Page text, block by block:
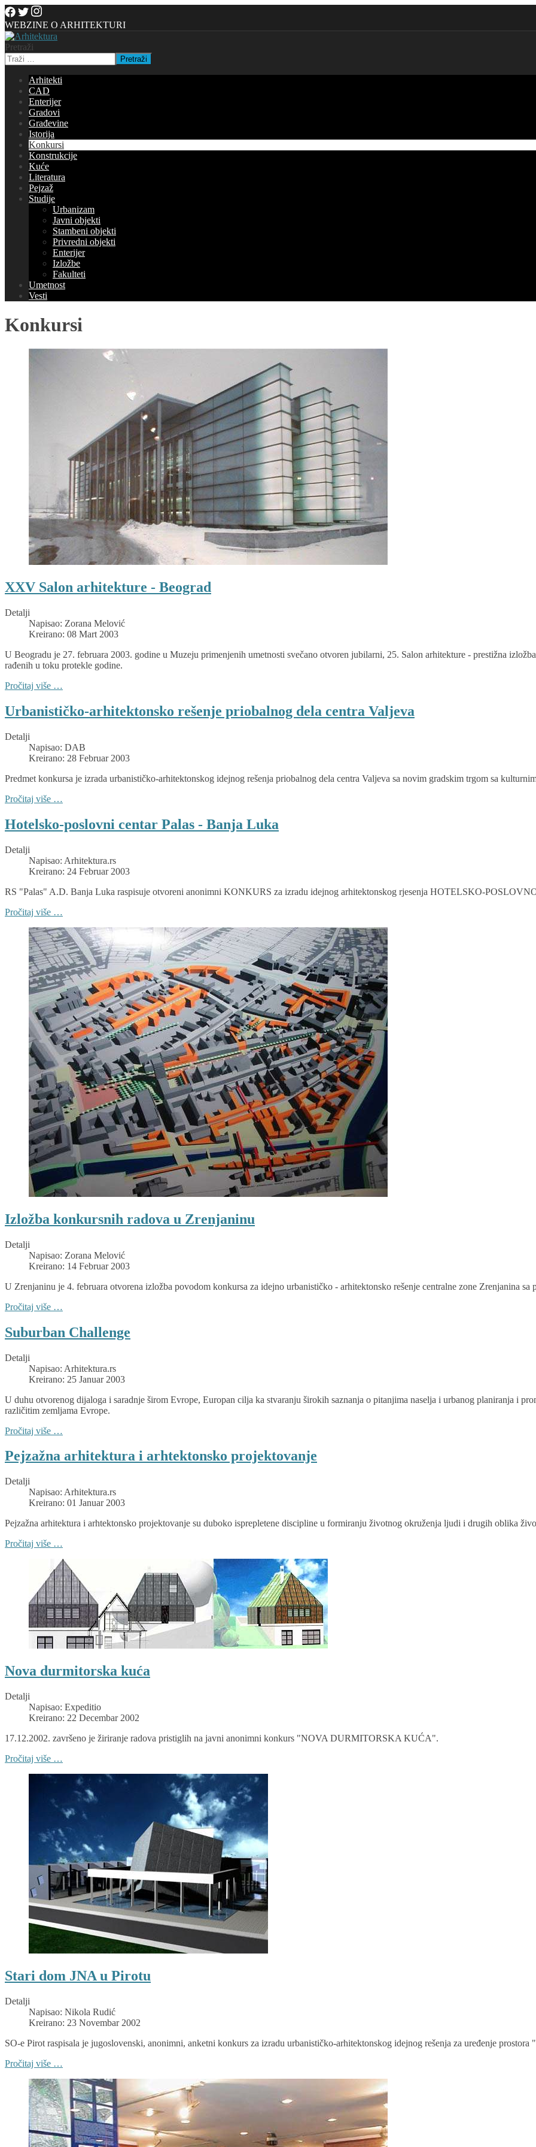
WEBZINE O ARHITEKTURI
Pretraži
Pretraži
Arhitekti
CAD
Enterijer
Gradovi
Građevine
Istorija
Konkursi
Konstrukcije
Kuće
Literatura
Pejzaž
Studije
Urbanizam
Javni objekti
Stambeni objekti
Privredni objekti
Enterijer
Izložbe
Fakulteti
Umetnost
Vesti
Konkursi
XXV Salon arhitekture - Beograd
Detalji
Napisao: Zorana Melović
Kreirano: 08 Mart 2003
U Beogradu je 27. februara 2003. godine u Muzeju primenjenih umetnosti svečano otvoren jubilarni, 25. Salon arhitekture - prestižna
rađenih u toku protekle godine.
Pročitaj više …
Urbanističko-arhitektonsko rešenje priobalnog dela centra Valjeva
Detalji
Napisao: DAB
Kreirano: 28 Februar 2003
Predmet konkursa je izrada urbanističko-arhitektonskog idejnog rešenja priobalnog dela centra Valjeva sa novim gradskim trgom sa
Pročitaj više …
Hotelsko-poslovni centar Palas - Banja Luka
Detalji
Napisao: Arhitektura.rs
Kreirano: 24 Februar 2003
RS "Palas" A.D. Banja Luka raspisuje otvoreni anonimni KONKURS za izradu idejnog arhitektonskog rjesenja HOTELSKO-
Pročitaj više …
Izložba konkursnih radova u Zrenjaninu
Detalji
Napisao: Zorana Melović
Kreirano: 14 Februar 2003
U Zrenjaninu je 4. februara otvorena izložba povodom konkursa za idejno urbanističko - arhitektonsko rešenje centralne zone Zrenjanina sa
Pročitaj više …
Suburban Challenge
Detalji
Napisao: Arhitektura.rs
Kreirano: 25 Januar 2003
U duhu otvorenog dijaloga i saradnje širom Evrope, Europan cilja ka stvaranju širokih saznanja o pitanjima naselja i urbanog planiranja i
različitim zemljama Evrope.
Pročitaj više …
Pejzažna arhitektura i arhtektonsko projektovanje
Detalji
Napisao: Arhitektura.rs
Kreirano: 01 Januar 2003
Pejzažna arhitektura i arhtektonsko projektovanje su duboko isprepletene discipline u formiranju životnog okruženja ljudi i drugih oblika
Pročitaj više …
Nova durmitorska kuća
Detalji
Napisao: Expeditio
Kreirano: 22 Decembar 2002
17.12.2002. završeno je žiriranje radova pristiglih na javni anonimni konkurs "NOVA DURMITORSKA KUĆA".
Pročitaj više …
Stari dom JNA u Pirotu
Detalji
Napisao: Nikola Rudić
Kreirano: 23 Novembar 2002
SO-e Pirot raspisala je jugoslovenski, anonimni, anketni konkurs za izradu urbanističko-arhitektonskog idejnog rešenja za uređenje
Pročitaj više …